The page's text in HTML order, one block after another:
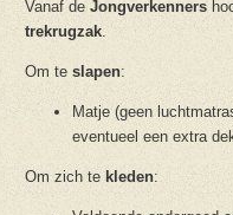
Vanaf de Jongverkenners
trekrugzak
Om te slapen:
Matje (geen
eventueel een extra
Om zich te kleden: